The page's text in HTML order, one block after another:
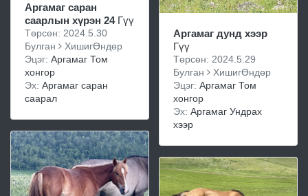
Аргамаг саран
саарлын хүрэн 24 Гүү
Төрсөн: 2024.5.30
Булган
ХишигӨндөр
Эцэг: Аргамаг Том
хонгор
Эх: Аргамаг саран
саарал
Аргамаг дунд хээр
Гүү
Төрсөн: 2024.5.29
Булган
ХишигӨндөр
Эцэг: Аргамаг Том
хонгор
Эх: Аргамаг Ундрах
хээр